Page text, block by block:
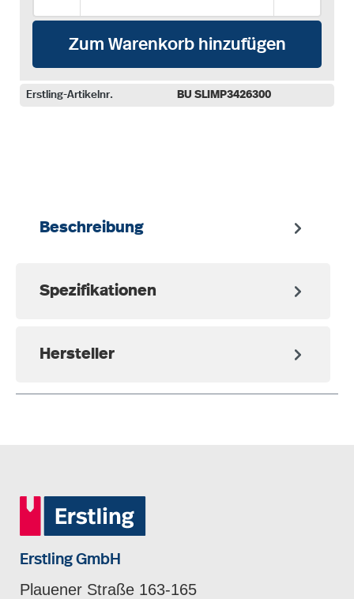
Zum Warenkorb hinzufügen
Erstling-Artikelnr. BU SLIMP3426300
Beschreibung
Spezifikationen
Hersteller
Erstling GmbH
Plauener Straße 163-165